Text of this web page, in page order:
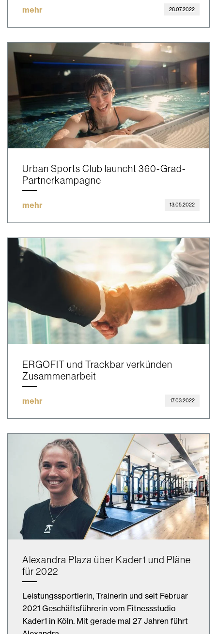
mehr 28.07.2022
Urban Sports Club launcht 360-Grad-
Partnerkampagne
mehr 13.05.2022
ERGOFIT und Trackbar verkünden
Zusammenarbeit
mehr 17.03.2022
Alexandra Plaza über Kader1 und Pläne
für 2022
Leistungssportlerin, Trainerin und seit Februar
2021 Geschäftsführerin vom Fitnessstudio
Kader1 in Köln. Mit gerade mal 27 Jahren führt